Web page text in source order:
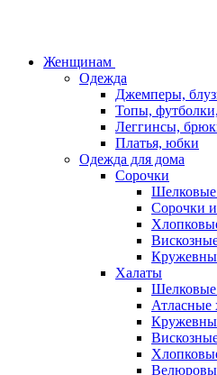
Женщинам
Одежда
Джемперы,
Топы,
Леггинсы,
Платья, юбки
Одежда для дома
Сорочки
Шелковые
Сорочки
Халаты
Шелковые
Атласные